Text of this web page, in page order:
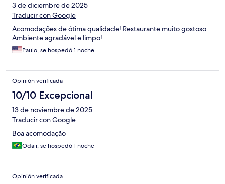
3 de diciembre de 2025
Traducir con Google
Acomodações de ótima qualidade! Restaurante muito gostoso.
Ambiente agradável e limpo!
Paulo, se hospedó 1 noche
Opinión verificada
10/10 Excepcional
13 de noviembre de 2025
Traducir con Google
Boa acomodação
Odair, se hospedó 1 noche
Opinión verificada